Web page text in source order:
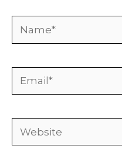
Name*
Email*
Website